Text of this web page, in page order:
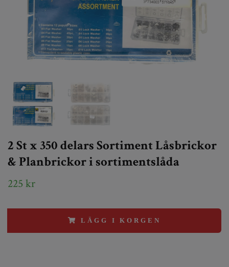
2 St x 350 delars Sortiment Låsbrickor
& Planbrickor i sortimentslåda
225 kr
LÄGG I KORGEN